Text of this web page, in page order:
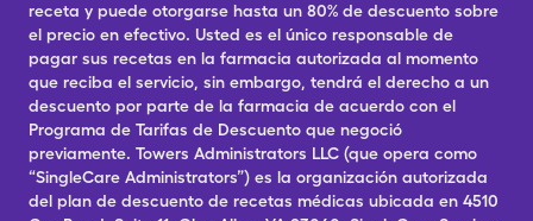
receta y puede otorgarse hasta un 80% de descuento sobre
el precio en efectivo. Usted es el único responsable de
pagar sus recetas en la farmacia autorizada al momento
que reciba el servicio, sin embargo, tendrá el derecho a un
descuento por parte de la farmacia de acuerdo con el
Programa de Tarifas de Descuento que negoció
previamente. Towers Administrators LLC (que opera como
“SingleCare Administrators”) es la organización autorizada
del plan de descuento de recetas médicas ubicada en 4510